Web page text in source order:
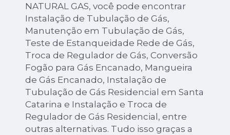
NATURAL GAS, você pode encontrar
Instalação de Tubulação de Gás,
Manutenção em Tubulação de Gás,
Teste de Estanqueidade Rede de Gás,
Troca de Regulador de Gás, Conversão
Fogão para Gás Encanado, Mangueira
de Gás Encanado, Instalação de
Tubulação de Gás Residencial em Santa
Catarina e Instalação e Troca de
Regulador de Gás Residencial, entre
outras alternativas. Tudo isso graças a